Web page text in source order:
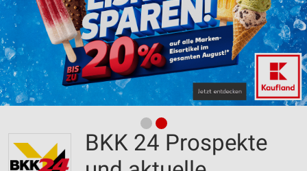
BKK 24 Prospekte